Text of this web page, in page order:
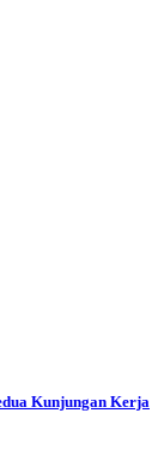
Kunjungan Kerja